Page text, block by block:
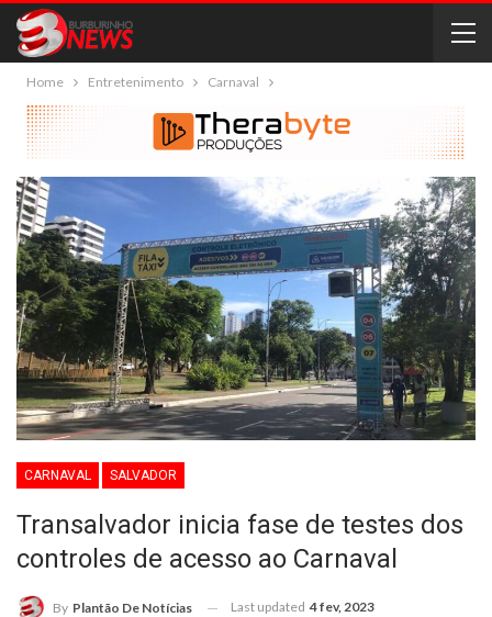
Home Entretenimento Carnaval
CARNAVAL SALVADOR
Transalvador inicia fase de testes dos
controles de acesso ao Carnaval
By Plantão De Notícias Last updated 4 fev, 2023